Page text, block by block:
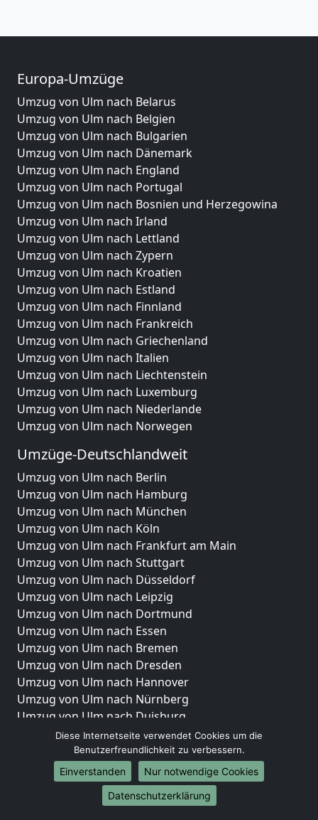
Europa-Umzüge
Umzug von Ulm nach Belarus
Umzug von Ulm nach Belgien
Umzug von Ulm nach Bulgarien
Umzug von Ulm nach Dänemark
Umzug von Ulm nach England
Umzug von Ulm nach Portugal
Umzug von Ulm nach Bosnien und Herzegowina
Umzug von Ulm nach Irland
Umzug von Ulm nach Lettland
Umzug von Ulm nach Zypern
Umzug von Ulm nach Kroatien
Umzug von Ulm nach Estland
Umzug von Ulm nach Finnland
Umzug von Ulm nach Frankreich
Umzug von Ulm nach Griechenland
Umzug von Ulm nach Italien
Umzug von Ulm nach Liechtenstein
Umzug von Ulm nach Luxemburg
Umzug von Ulm nach Niederlande
Umzug von Ulm nach Norwegen
Umzüge-Deutschlandweit
Umzug von Ulm nach Berlin
Umzug von Ulm nach Hamburg
Umzug von Ulm nach München
Umzug von Ulm nach Köln
Umzug von Ulm nach Frankfurt am Main
Umzug von Ulm nach Stuttgart
Umzug von Ulm nach Düsseldorf
Umzug von Ulm nach Leipzig
Umzug von Ulm nach Dortmund
Umzug von Ulm nach Essen
Umzug von Ulm nach Bremen
Umzug von Ulm nach Dresden
Umzug von Ulm nach Hannover
Umzug von Ulm nach Nürnberg
Umzug von Ulm nach Duisburg
Umzug von Ulm nach Bochum
Umzug von Ulm nach Wuppertal
Umzug von Ulm nach Bielefeld
Umzug von Ulm nach Bonn
Umzug von Ulm nach Münster
Diese Internetseite verwendet Cookies um die
Benutzerfreundlichkeit zu verbessern.
Einverstanden
Nur notwendige Cookies
Datenschutzerklärung